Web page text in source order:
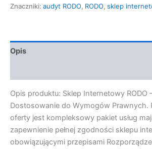
Znaczniki: audyt RODO, RODO, sklep
Opis
Opis produktu: Sklep Internetowy RODO
Dostosowanie do Wymogów Prawnych.
oferty jest kompleksowy pakiet usług
zapewnienie pełnej zgodności sklepu
obowiązującymi przepisami